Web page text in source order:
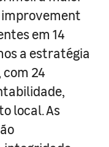
improvement
em 14
a estratégia
24
local. As